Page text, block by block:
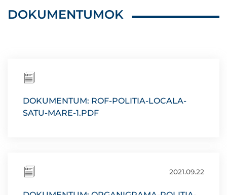
DOKUMENTUMOK
DOKUMENTUM: ROF-POLITIA-LOCALA-
SATU-MARE-1.PDF
2021.09.22